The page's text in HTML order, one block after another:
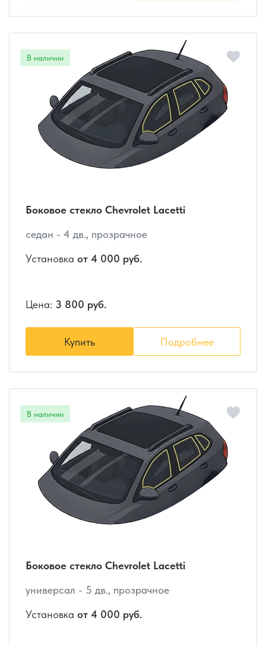
Боковое стекло Chevrolet Lacetti
седан - 4 дв., прозрачное
Установка от 4 000 руб.
Цена: 3 800 руб.
Купить Подробнее
Боковое стекло Chevrolet Lacetti
универсал - 5 дв., прозрачное
Установка от 4 000 руб.